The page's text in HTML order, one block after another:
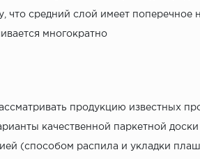
что средний слой имеет поперечное
многократно
продукцию известных
качественной паркетной
(способом распила и укладки